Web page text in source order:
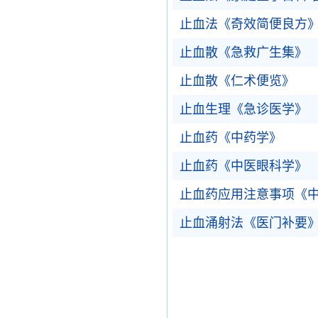
止血法《奇效简便良方》
止血散《急救广生集》
止血散《仁术便览》
止血生理《急诊医学》
止血药《中药学》
止血药《中医眼科学》
止血药应用注意事项《
止血涌射法《医门补要》